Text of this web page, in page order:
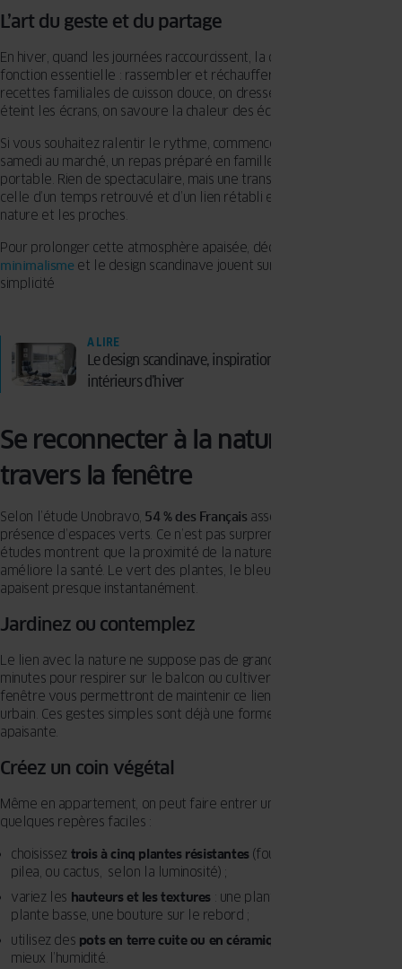
L’art du geste et du partage
En hiver, quand les journées raccourcissent, la cuisine retrouve sa
fonction essentielle : rassembler et réchauffer. On redécouvre des
recettes familiales de cuisson douce, on dresse une belle table, on
éteint les écrans, on savoure la chaleur des échanges.
Si vous souhaitez ralentir le rythme, commencez par la cuisine : un
samedi au marché, un repas préparé en famille, un déjeuner sans
portable. Rien de spectaculaire, mais une transformation réelle,
celle d’un temps retrouvé et d’un lien rétabli entre la maison, la
nature et les proches.
Pour prolonger cette atmosphère apaisée, découvrez comment le
minimalismeet le design scandinave jouent sur la lumière et la
simplicité
A LIRE
Le design scandinave, inspiration lumineuse pour nos
intérieurs d’hiver
Se reconnecter à la nature, même à
travers la fenêtre
Selon l’étude Unobravo, 54 % des Français associent la
présence d’espaces verts. Ce n’est pas surprenant : de nombreuses
études montrent que la proximité de la nature réduit le stress et
améliore la santé. Le vert des plantes, le bleu du ciel ou de l’eau
apaisent presque instantanément.
Jardinez ou contemplez
Le lien avec la nature ne suppose pas de grand jardin. Quelques
minutes pour respirer sur le balcon ou cultiver une plante près d’une
fenêtre vous permettront de maintenir ce lien, même dans un cadre
urbain. Ces gestes simples sont déjà une forme de méditation
apaisante.
Créez un coin végétal
Même en appartement, on peut faire entrer un peu de nature. Voici
quelques repères faciles :
choisissez trois à cinq plantes résistantes(fougère, zamioculcas,
pilea, ou cactus, selon la luminosité) ;
variez les hauteurs et les textures : une plante suspendue, une
plante basse, une bouture sur le rebord ;
utilisez des pots en terre cuite ou en céramique mate
mieux l’humidité.